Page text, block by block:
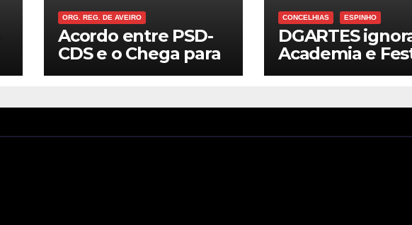
ORG. REG. DE AVEIRO
Acordo entre PSD-
CDS e o Chega para
o executivo
CONCELHIAS ESPINHO
DGARTES
Academia e
de Música de